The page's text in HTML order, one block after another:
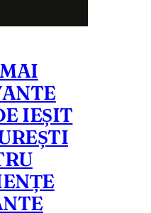
IEȘIT